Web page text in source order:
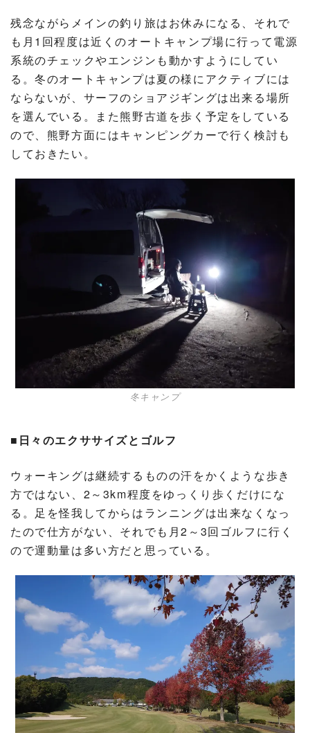
残念ながらメインの釣り旅はお休みになる、それで
も月1回程度は近くのオートキャンプ場に行って電源
系統のチェックやエンジンも動かすようにしてい
る。冬のオートキャンプは夏の様にアクティブには
ならないが、サーフのショアジギングは出来る場所
を選んでいる。また熊野古道を歩く予定をしている
ので、熊野方面にはキャンピングカーで行く検討も
しておきたい。
冬キャンプ
■日々のエクササイズとゴルフ
ウォーキングは継続するものの汗をかくような歩き
方ではない、2～3km程度をゆっくり歩くだけにな
る。足を怪我してからはランニングは出来なくなっ
たので仕方がない、それでも月2～3回ゴルフに行く
ので運動量は多い方だと思っている。